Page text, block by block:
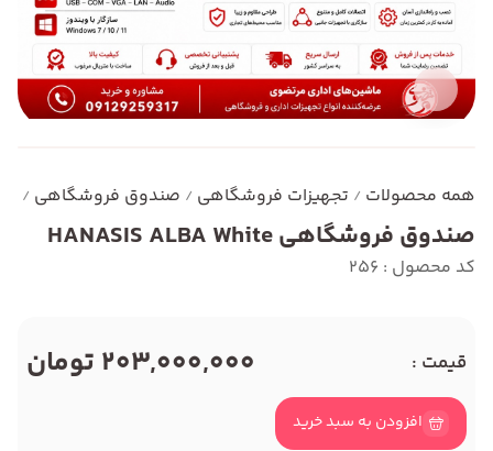
همه محصولات / تجهیزات فروشگاهی / صندوق فروشگاهی /
صندوق فروشگاهی HANASIS ALBA White
کد محصول : 256
قیمت : 203,000,000 تومان
افزودن به سبد خرید